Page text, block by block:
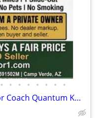
• • • • • • • •
Privately owned 2018 Thor Motor Coach Quantum KM24